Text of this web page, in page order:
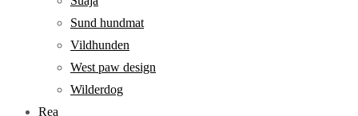
Sund hundmat
Vildhunden
West paw design
Wilderdog
Rea